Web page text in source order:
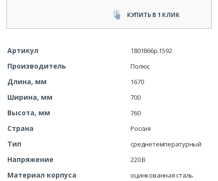
КУПИТЬ В 1 КЛИК
Артикул 1801866p.1592
Производитель Полюс
Длина, мм 1670
Ширина, мм 700
Высота, мм 760
Страна Россия
Тип среднетемпературный
Напряжение 220 В
Материал корпуса оцинкованная сталь